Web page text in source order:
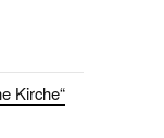
Kirche“